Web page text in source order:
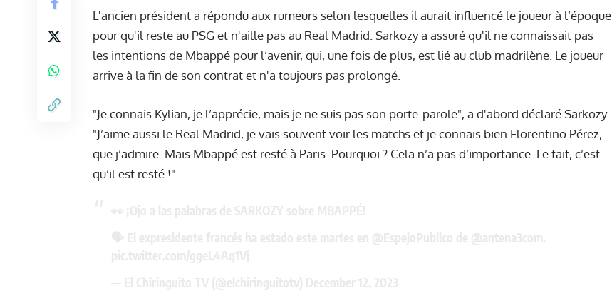
L'ancien président a répondu aux rumeurs selon lesquelles il aurait influencé le joueur à l’époque
pour qu'il reste au PSG et n'aille pas au Real Madrid. Sarkozy a assuré qu'il ne connaissait pas
les intentions de Mbappé pour l’avenir, qui, une fois de plus, est lié au club madrilène. Le joueur
arrive à la fin de son contrat et n'a toujours pas prolongé.
"Je connais Kylian, je l’apprécie, mais je ne suis pas son porte-parole", a d'abord déclaré Sarkozy.
"J’aime aussi le Real Madrid, je vais souvent voir les matchs et je connais bien Florentino Pérez,
que j’admire. Mais Mbappé est resté à Paris. Pourquoi ? Cela n’a pas d’importance. Le fait, c’est
qu’il est resté !"